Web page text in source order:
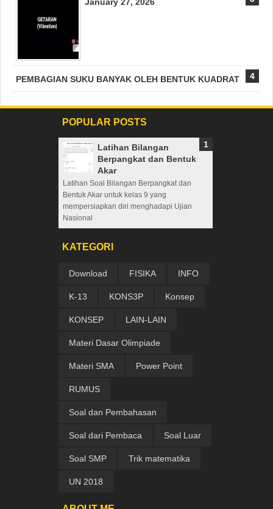
January 27, 2026
PEMBAGIAN SUKU BANYAK OLEH BENTUK KUADRAT
POPULAR POSTS
Latihan Bilangan
Berpangkat dan Bentuk
Akar
Latihan Soal Bilangan Berpangkat dan
Bentuk Akar untuk kelas 9 yang
mempersiapkan diri menghadapi Ujian
Nasional
KATEGORI
Download FISIKA INFO
K-13 KONS3P Konsep
KONSEP LAIN-LAIN
Materi Dasar Olimpiade
Materi SMA Power Point
RUMUS
Soal dan Pembahasan
Soal dari Pembaca Soal Luar
Soal SMP Trik matematika
UN 2018